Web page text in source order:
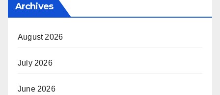
Archives
August 2026
July 2026
June 2026